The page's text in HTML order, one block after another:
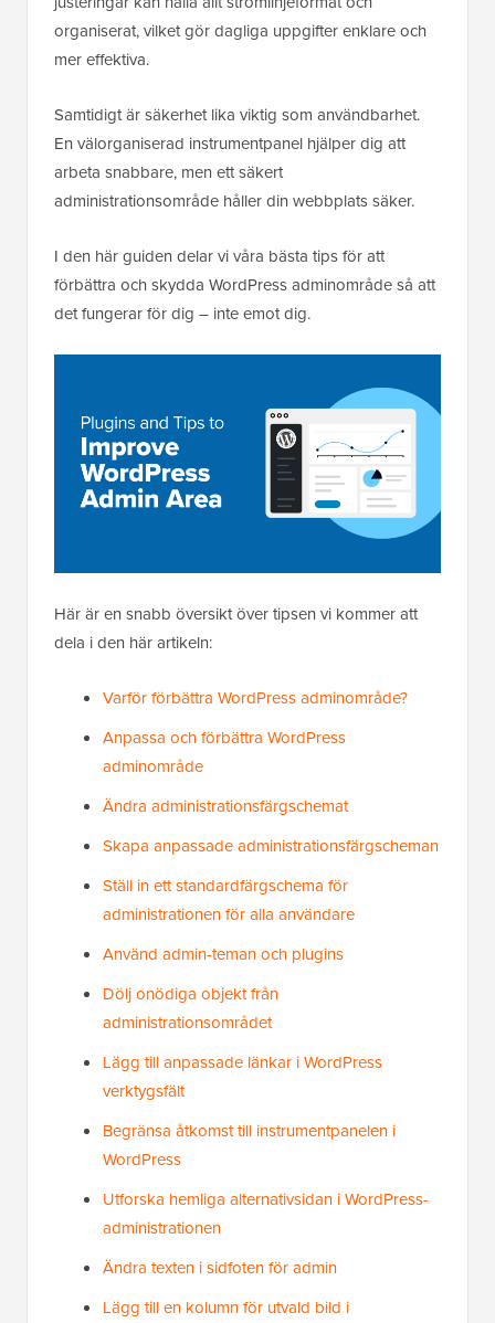
organiserat, vilket gör dagliga uppgifter enklare och
mer effektiva.
Samtidigt är säkerhet lika viktig som användbarhet.
En välorganiserad instrumentpanel hjälper dig att
arbeta snabbare, men ett säkert
administrationsområde håller din webbplats säker.
I den här guiden delar vi våra bästa tips för att
förbättra och skydda WordPress adminområde så att
det fungerar för dig – inte emot dig.
Här är en snabb översikt över tipsen vi kommer att
dela i den här artikeln:
Varför förbättra WordPress adminområde?
Anpassa och förbättra WordPress
adminområde
Ändra administrationsfärgschemat
Skapa anpassade administrationsfärgscheman
Ställ in ett standardfärgschema för
administrationen för alla användare
Använd admin-teman och plugins
Dölj onödiga objekt från
administrationsområdet
Lägg till anpassade länkar i WordPress
verktygsfält
Begränsa åtkomst till instrumentpanelen i
WordPress
Utforska hemliga alternativsidan i WordPress-
administrationen
Ändra texten i sidfoten för admin
Lägg till en kolumn för utvald bild i